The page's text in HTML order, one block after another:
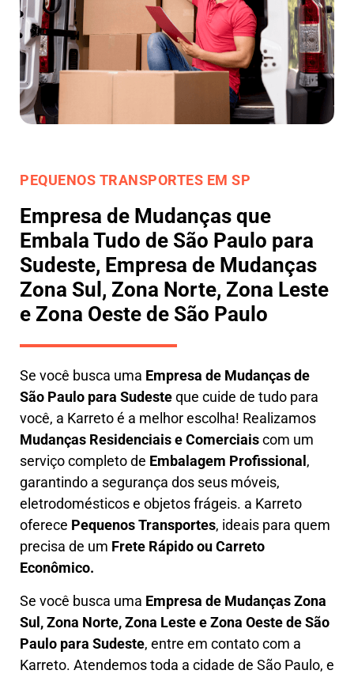
PEQUENOS TRANSPORTES EM SP
Empresa de Mudanças que
Embala Tudo de São Paulo para
Sudeste, Empresa de Mudanças
Zona Sul, Zona Norte, Zona Leste
e Zona Oeste de São Paulo
Se você busca uma Empresa de Mudanças de
São Paulo para Sudesteque cuide de tudo para
você, a Karretoé a melhor escolha! Realizamos
Mudanças Residenciais e Comerciaiscom um
serviço completo de Embalagem Profissional ,
garantindo a segurança dos seus móveis,
eletrodomésticos e objetos frágeis. a Karreto
oferece Pequenos Transportes, ideais para quem
precisa de um Frete Rápido ou Carreto
Econômico.
Se você busca uma Empresa de Mudanças Zona
Sul, Zona Norte, Zona Leste e Zona Oestede São
Paulo para Sudeste, entre em contato com a
Karreto. Atendemos toda a cidade de São Paulo, e